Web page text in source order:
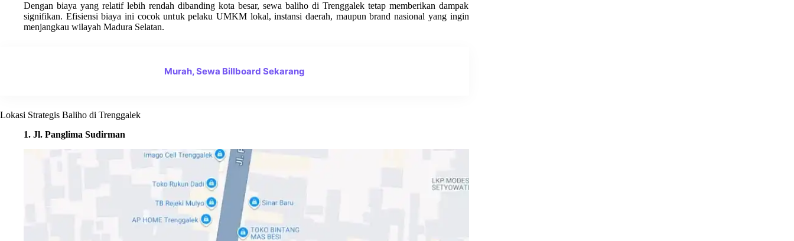
Dengan biaya yang relatif lebih rendah dibanding kota besar, sewa baliho di Trenggalek tetap memberikan dampak
signifikan. Efisiensi biaya ini cocok untuk pelaku UMKM lokal, instansi daerah, maupun brand nasional yang ingin
menjangkau wilayah Madura Selatan.
Murah, Sewa Billboard Sekarang
Lokasi Strategis Baliho di Trenggalek
1. Jl. Panglima Sudirman